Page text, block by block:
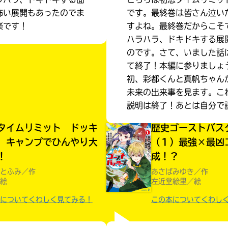
みんなの絵が
い展開もあったのでま
す！
です。最終巻は皆さん泣い
すよね。最終巻だからこそ
ハラハラ、ドキドキする展
のです。さて、いました話
て終了！本編に参りましょ
初、彩都くんと真帆ちゃん
未来の出来事を見ます。こ
説明は終了！あとは自分で
イムリミット ドッキ
ャンプでひんやり大
ふみ／作
ついてくわしく見てみる！
歴史ゴーストバス
（１）最強×最凶
成！？
あさばみゆき／作
左近堂絵里／絵
この本についてくわし